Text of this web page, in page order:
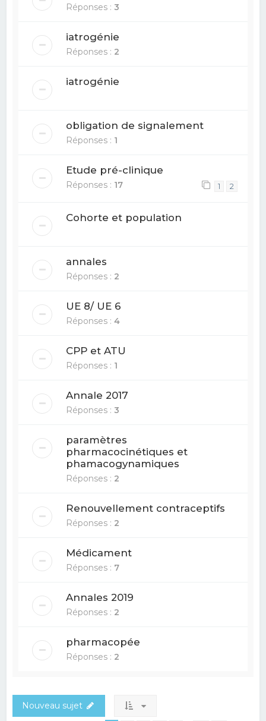
Réponses :3
iatrogénie
Réponses : 2
iatrogénie
obligation de signalement
Réponses : 1
Etude pré-clinique
Réponses : 17 1 2
Cohorte et population
annales
Réponses : 2
UE 8/ UE 6
Réponses :4
CPP et ATU
Réponses : 1
Annale 2017
Réponses :3
paramètres
pharmacocinétiques et
phamacogynamiques
Réponses : 2
Renouvellement contraceptifs
Réponses : 2
Médicament
Réponses : 7
Annales 2019
Réponses : 2
pharmacopée
Réponses : 2
Nouveau sujet